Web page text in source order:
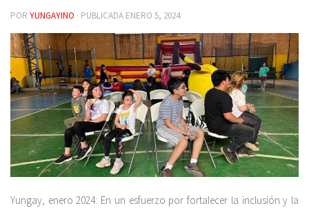
POR YUNGAYINO · PUBLICADA ENERO 5, 2024
Yungay, enero 2024: En un esfuerzo por fortalecer la inclusión y la